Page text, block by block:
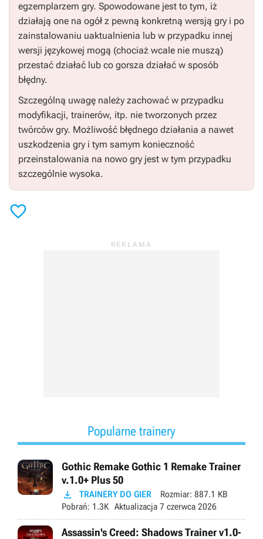
egzemplarzem gry. Spowodowane jest to tym, iż
działają one na ogół z pewną konkretną wersją gry i po
zainstalowaniu uaktualnienia lub w przypadku innej
wersji językowej mogą (chociaż wcale nie muszą)
przestać działać lub co gorsza działać w sposób
błędny.
Szczególną uwagę należy zachować w przypadku
modyfikacji, trainerów, itp. nie tworzonych przez
twórców gry. Możliwość błędnego działania a nawet
uszkodzenia gry i tym samym konieczność
przeinstalowania na nowo gry jest w tym przypadku
szczególnie wysoka.

Popularne trainery
Gothic Remake Gothic 1 Remake Trainer
v.1.0+ Plus 50
 TRAINERY DO GIER Rozmiar: 887.1 KB
Pobrań: 1.3K Aktualizacja 7 czerwca 2026
Assassin's Creed: Shadows Trainer v1.0-